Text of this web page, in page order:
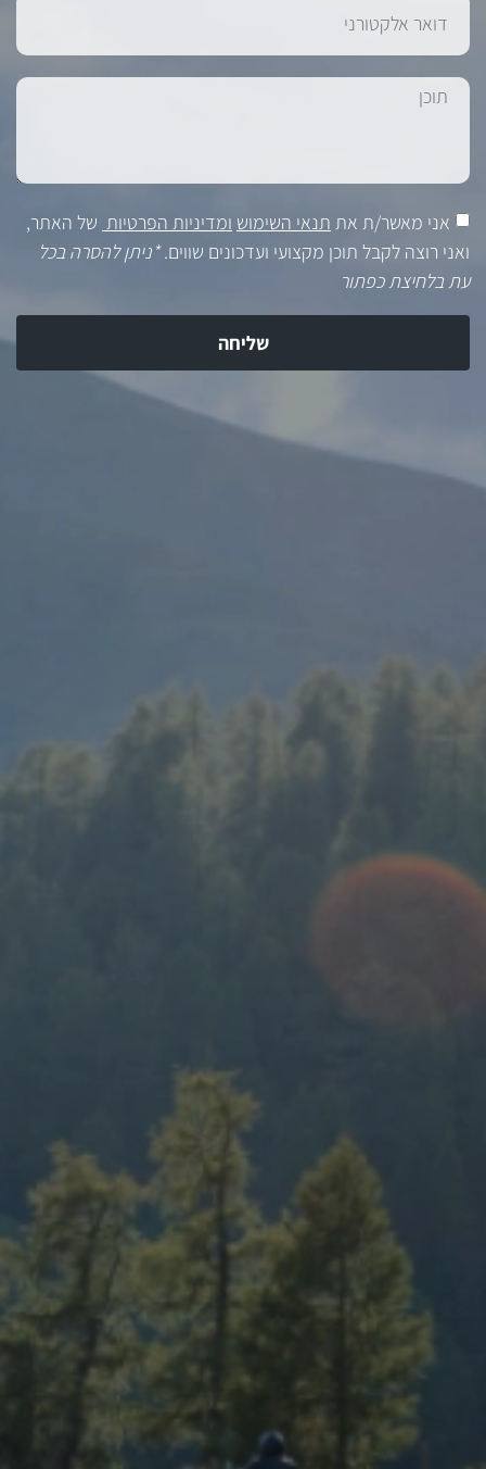
אני מאשר/ת את תנאי השימוש ומדיניות הפרטיות של האתר,
ואני רוצה לקבל תוכן מקצועי ועדכונים שווים.*ניתן להסרה בכל
עת בלחיצת כפתור
שליחה